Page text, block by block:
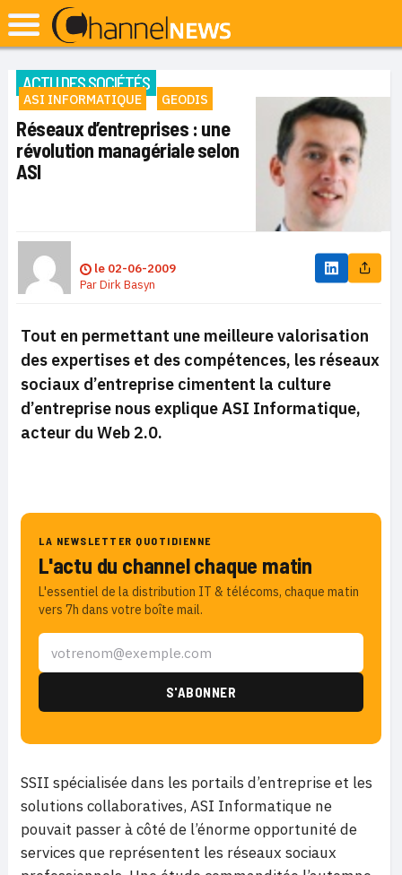
ACTU DES SOCIÉTÉS
ASI INFORMATIQUE GEODIS
Réseaux d’entreprises : une
révolution managériale selon
ASI
le 02-06-2009
ParDirk Basyn
Tout en permettant une meilleure valorisation
des expertises et des compétences, les réseaux
sociaux d’entreprise cimentent la culture
d’entreprise nous explique ASI Informatique,
acteur du Web 2.0.
LA NEWSLETTER QUOTIDIENNE
L'actu du channel chaque matin
L'essentiel de la distribution IT & télécoms, chaque matin
vers 7h dans votre boîte mail.
SSII spécialisée dans les portails d’entreprise et les
solutions collaboratives, ASI Informatique ne
pouvait passer à côté de l’énorme opportunité de
services que représentent les réseaux sociaux